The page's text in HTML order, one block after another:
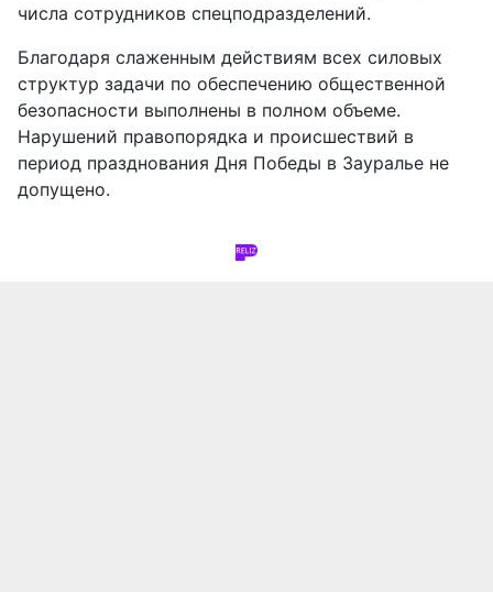
числа сотрудников спецподразделений.
​Благодаря слаженным действиям всех силовых
структур задачи по обеспечению общественной
безопасности выполнены в полном объеме.
Нарушений правопорядка и происшествий в
период празднования Дня Победы в Зауралье не
допущено.